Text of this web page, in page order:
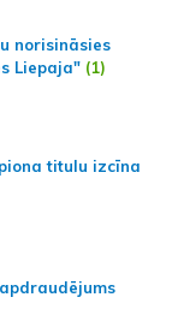
norisināsies
Liepaja" (1)
titulu izcīna